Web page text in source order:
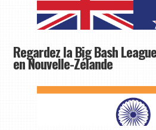
Regardez la Big Bash
en Nouvelle-Zélande